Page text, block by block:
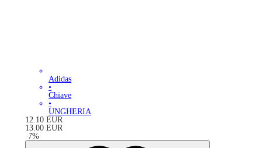
Adidas
•
Chiave
•
UNGHERIA
12.10 EUR
13.00 EUR
-7%